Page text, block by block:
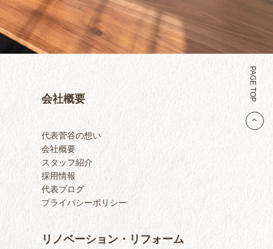
PAGE TOP
会社概要
代表菅谷の想い
会社概要
スタッフ紹介
採用情報
代表ブログ
プライバシーポリシー
リノベーション・リフォーム